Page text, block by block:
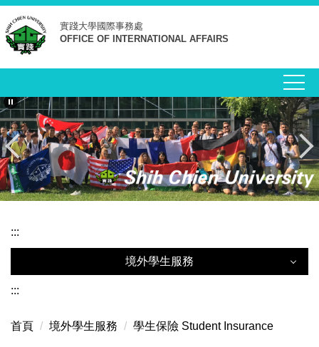
跳
到
主
要
容
區
實踐大學國際事務處
OFFICE OF INTERNATIONAL AFFAIRS
:::
境外學生服務
健康檢查說明 Health Check
:::
首頁 境外學生服務 學生保險 Student Insurance